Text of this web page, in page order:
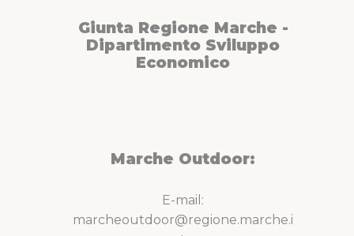
Giunta Regione Marche -
Dipartimento Sviluppo
Economico
Marche Outdoor:
E-mail:
marcheoutdoor@regione.marche.i